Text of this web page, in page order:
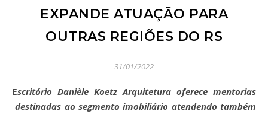
EXPANDE ATUAÇÃO PARA
OUTRAS REGIÕES DO RS
31/01/2022
Escritório Danièle Koetz Arquitetura oferece mentorias
destinadas ao segmento imobiliário atendendo também